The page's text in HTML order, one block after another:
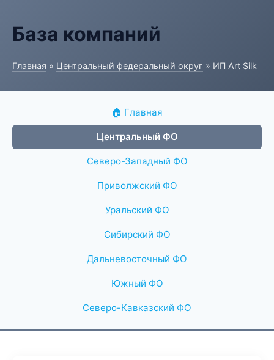
База компаний
Главная » Центральный федеральный округ » ИП Art Silk
🏠 Главная
Центральный ФО
Северо-Западный ФО
Приволжский ФО
Уральский ФО
Сибирский ФО
Дальневосточный ФО
Южный ФО
Северо-Кавказский ФО